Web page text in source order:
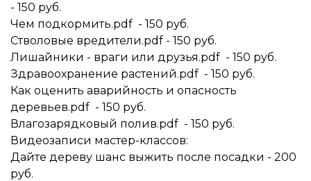
- 150 руб.
Чем подкормить.pdf - 150 руб.
Стволовые вредители.pdf - 150 руб.
Лишайники - враги или друзья.pdf - 150 руб.
Здравоохранение растений.pdf - 150 руб.
Как оценить аварийность и опасность
деревьев.pdf - 150 руб.
Влагозарядковый полив.pdf - 150 руб.
Видеозаписи мастер-классов:
Дайте дереву шанс выжить после посадки - 200
руб.